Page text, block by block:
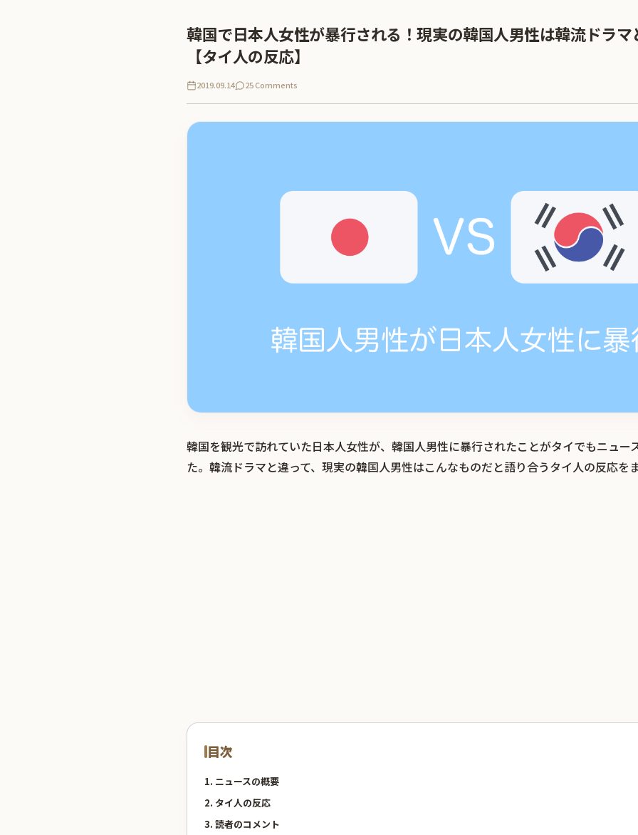
韓国で日本人女性が暴行される！現実の韓国人男性は韓流ドラマ
【タイ人の反応】
2019.09.14 25 Comments
韓国を観光で訪れていた日本人女性が、韓国人男性に暴行されたことがタイでもニュー
た。韓流ドラマと違って、現実の韓国人男性はこんなものだと語り合うタイ人の反応を
目次
1. ニュースの概要
2. タイ人の反応
3. 読者のコメント